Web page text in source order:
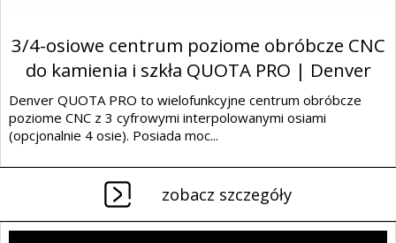
3/4-osiowe centrum poziome obróbcze CNC
do kamienia i szkła QUOTA PRO | Denver
Denver QUOTA PRO to wielofunkcyjne centrum obróbcze
poziome CNC z 3 cyfrowymi interpolowanymi osiami
(opcjonalnie 4 osie). Posiada moc...
zobacz szczegóły